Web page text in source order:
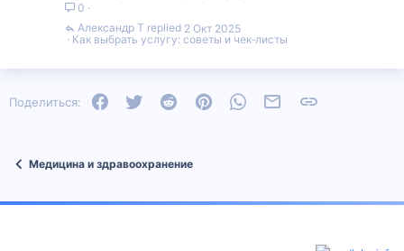
0
Как выбрать услугу: советы и чек‑листы
2 Окт 2025
Александр Т
Поделиться: FacebookTwitter Reddit PinterestWhatsAppЭлектронная почта
Медицина и здравоохранение